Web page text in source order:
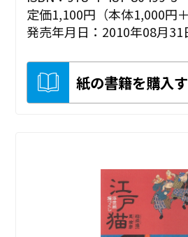
定価1,100円（本体1,000円
発売年月日：2010年08月31
紙の書籍を購入